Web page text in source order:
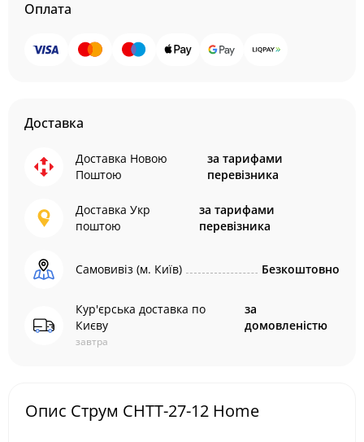
Оплата
Доставка
Доставка Новою
Поштою
за тарифами
перевізника
Доставка Укр
поштою
за тарифами
перевізника
Самовивіз (м. Київ) Безкоштовно
Кур'єрська доставка по
Києву
завтра
за
домовленістю
Опис Струм СНТТ-27-12 Home